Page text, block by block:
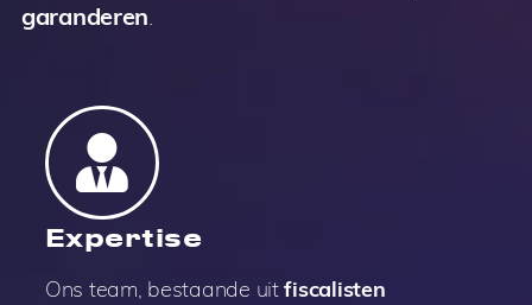
garanderen.
Expertise
Ons team, bestaande uitfiscalisten